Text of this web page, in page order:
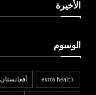
الأخيرة
الوسوم
extra health أفغانستان